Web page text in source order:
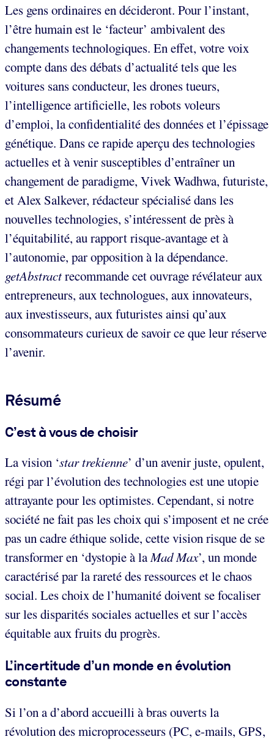
Les gens ordinaires en décideront. Pour l’instant,
l’être humain est le ‘facteur’ ambivalent des
changements technologiques. En effet, votre voix
compte dans des débats d’actualité tels que les
voitures sans conducteur, les drones tueurs,
l’intelligence artificielle, les robots voleurs
d’emploi, la confidentialité des données et l’épissage
génétique. Dans ce rapide aperçu des technologies
actuelles et à venir susceptibles d’entraîner un
changement de paradigme, Vivek Wadhwa, futuriste,
et Alex Salkever, rédacteur spécialisé dans les
nouvelles technologies, s’intéressent de près à
l’équitabilité, au rapport risque-avantage et à
l’autonomie, par opposition à la dépendance.
getAbstractrecommande cet ouvrage révélateur aux
entrepreneurs, aux technologues, aux innovateurs,
aux investisseurs, aux futuristes ainsi qu’aux
consommateurs curieux de savoir ce que leur réserve
l’avenir.
Résumé
C’est à vous de choisir
La vision ‘star trekienne’ d’un avenir juste, opulent,
régi par l’évolution des technologies est une utopie
attrayante pour les optimistes. Cependant, si notre
société ne fait pas les choix qui s’imposent et ne crée
pas un cadre éthique solide, cette vision risque de se
transformer en ‘dystopie à laMad Max’, un monde
caractérisé par la rareté des ressources et le chaos
social. Les choix de l’humanité doivent se focaliser
sur les disparités sociales actuelles et sur l’accès
équitable aux fruits du progrès.
L’incertitude d’un monde en évolution
constante
Si l’on a d’abord accueilli à bras ouverts la
révolution des microprocesseurs (PC, e-mails, GPS,